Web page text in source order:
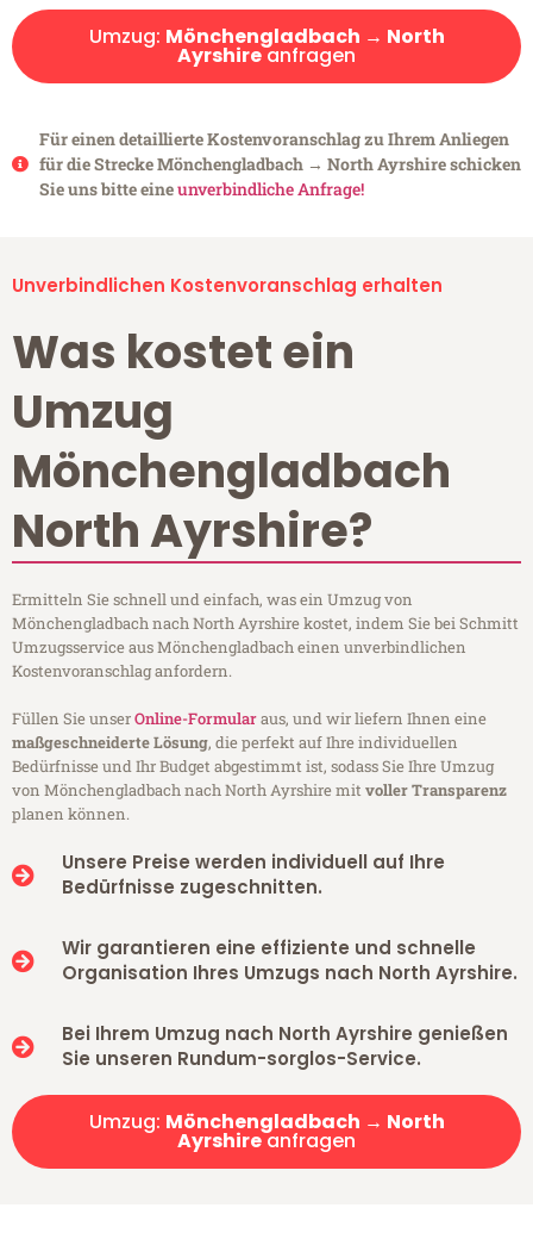
Umzug: Mönchengladbach → North
Ayrshireanfragen
Für einen detaillierte Kostenvoranschlag zu Ihrem Anliegen
für die Strecke Mönchengladbach → North Ayrshire schicken
Sie uns bitte eineunverbindliche Anfrage!
Unverbindlichen Kostenvoranschlag erhalten
Was kostet ein
Umzug
Mönchengladbach
North Ayrshire?
Ermitteln Sie schnell und einfach, was ein Umzug von
Mönchengladbach nach North Ayrshire kostet, indem Sie bei Schmitt
Umzugsservice aus Mönchengladbach einen unverbindlichen
Kostenvoranschlag anfordern.
Füllen Sie unserOnline-Formularaus, und wir liefern Ihnen eine
maßgeschneiderte Lösung, die perfekt auf Ihre individuellen
Bedürfnisse und Ihr Budget abgestimmt ist, sodass Sie Ihre Umzug
von Mönchengladbach nach North Ayrshire mitvoller Transparenz
planen können.
Unsere Preise werden individuell auf Ihre
Bedürfnisse zugeschnitten.
Wir garantieren eine effiziente und schnelle
Organisation Ihres Umzugs nach North Ayrshire.
Bei Ihrem Umzug nach North Ayrshire genießen
Sie unseren Rundum-sorglos-Service.
Umzug: Mönchengladbach → North
Ayrshireanfragen